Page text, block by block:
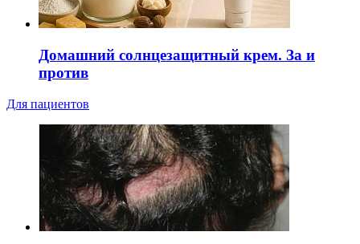
Домашний солнцезащитный крем. За и
против
Для пациентов